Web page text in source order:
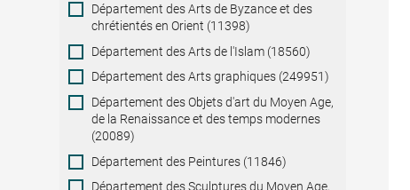
Département des Arts de Byzance et des
chrétientés en Orient (11398)
Département des Arts de l'Islam (18560)
Département des Arts graphiques (249951)
Département des Objets d'art du Moyen Age,
de la Renaissance et des temps modernes
(20089)
Département des Peintures (11846)
Département des Sculptures du Moyen Age,